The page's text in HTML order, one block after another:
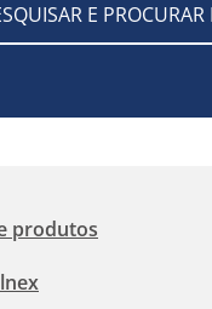
E PROCURAR
produtos